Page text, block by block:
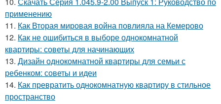
применению
11. Как Вторая мировая война повлияла на Кемерово
12. Как не ошибиться в выборе однокомнатной
квартиры: советы для начинающих
13. Дизайн однокомнатной квартиры для семьи с
ребенком: советы и идеи
14. Как превратить однокомнатную квартиру в стильное
пространство